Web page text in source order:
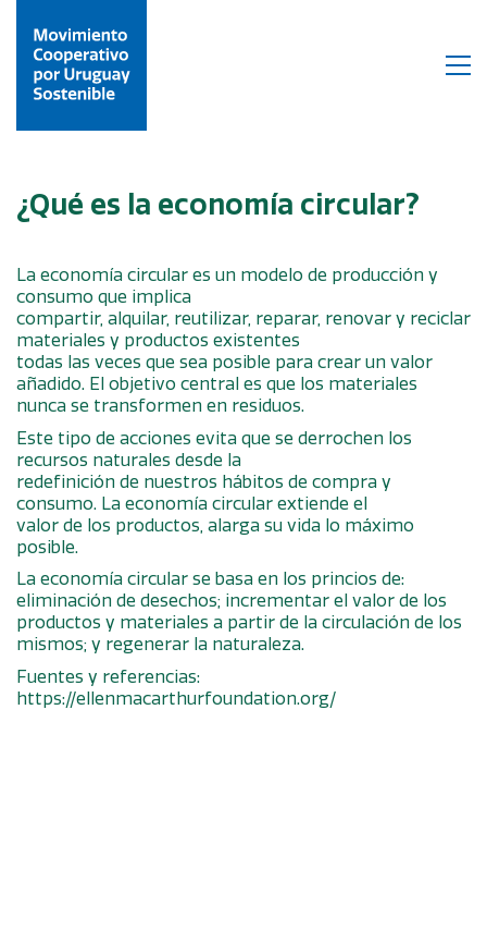
¿Qué es la economía circular?
La economía circular es un modelo de producción y
consumo que implica
compartir, alquilar, reutilizar, reparar, renovar y reciclar
materiales y productos existentes
todas las veces que sea posible para crear un valor
añadido. El objetivo central es que los materiales
nunca se transformen en residuos.
Este tipo de acciones evita que se derrochen los
recursos naturales desde la
redefinición de nuestros hábitos de compra y
consumo. La economía circular extiende el
valor de los productos, alarga su vida lo máximo
posible.
La economía circular se basa en los princios de:
eliminación de desechos; incrementar el valor de los
productos y materiales a partir de la circulación de los
mismos; y regenerar la naturaleza.
Fuentes y referencias:
https://ellenmacarthurfoundation.org/